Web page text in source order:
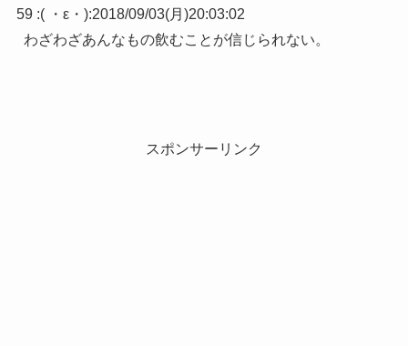
59 :( ・ε・):2018/09/03(月)20:03:02
わざわざあんなもの飲むことが信じられない。
スポンサーリンク